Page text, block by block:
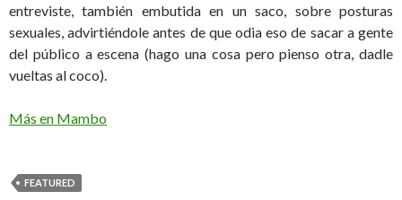
entreviste, también embutida en un saco, sobre posturas
sexuales, advirtiéndole antes de que odia eso de sacar a gente
del público a escena (hago una cosa pero pienso otra, dadle
vueltas al coco).
Más en Mambo
FEATURED